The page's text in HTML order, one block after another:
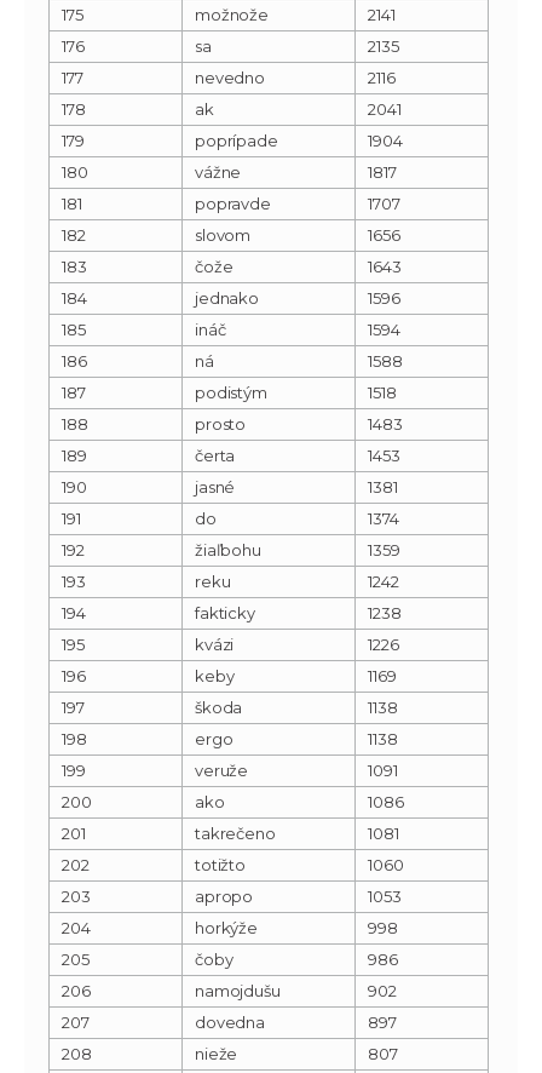
175
možnože
2141
176
sa
2135
177
nevedno
2116
178
ak
2041
179
poprípade
1904
180
vážne
1817
181
popravde
1707
182
slovom
1656
183
čože
1643
184
jednako
1596
185
ináč
1594
186
ná
1588
187
podistým
1518
188
prosto
1483
189
čerta
1453
190
jasné
1381
191
do
1374
192
žiaľbohu
1359
193
reku
1242
194
fakticky
1238
195
kvázi
1226
196
keby
1169
197
škoda
1138
198
ergo
1138
199
veruže
1091
200
ako
1086
201
takrečeno
1081
202
totižto
1060
203
apropo
1053
204
horkýže
998
205
čoby
986
206
namojdušu
902
207
dovedna
897
208
nieže
807